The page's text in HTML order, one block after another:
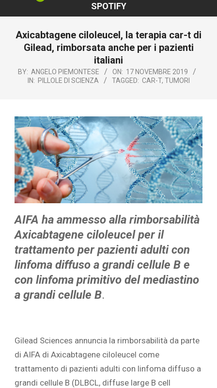
SPOTIFY
Axicabtagene ciloleucel, la terapia car-t di
Gilead, rimborsata anche per i pazienti
italiani
BY: ANGELO PIEMONTESE ON: 17 NOVEMBRE 2019
IN: PILLOLE DI SCIENZA TAGGED: CAR-T, TUMORI
AIFA ha ammesso alla rimborsabilità
Axicabtagene ciloleucel per il
trattamento per pazienti adulti con
linfoma diffuso a grandi cellule B e
con linfoma primitivo del mediastino
a grandi cellule B.
Gilead Sciences annuncia la rimborsabilità da parte
di AIFA di Axicabtagene ciloleucel come
trattamento di pazienti adulti con linfoma diffuso a
grandi cellule B (DLBCL, diffuse large B cell